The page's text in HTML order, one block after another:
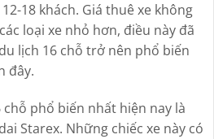
18 khách. Giá thuê xe không
loại xe nhỏ hơn, điều này đã
lịch 16 chỗ trở nên phổ biến
đây.
chỗ phổ biến nhất hiện nay là
Starex. Những chiếc xe này có